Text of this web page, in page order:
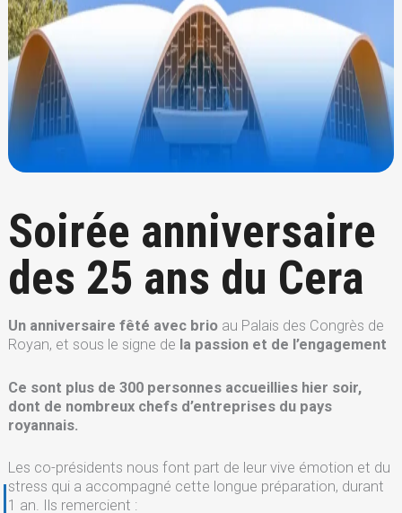
Soirée anniversaire
des 25 ans du Cera
Un anniversaire fêté avec brioau Palais des Congrès de
Royan, et sous le signe de la passion et de l’engagement
Ce sont plus de 300 personnes accueillies hier soir,
dont de nombreux chefs d’entreprises du pays
royannais.
Les co-présidents nous font part de leur vive émotion et du
stress qui a accompagné cette longue préparation, durant
1 an. Ils remercient :